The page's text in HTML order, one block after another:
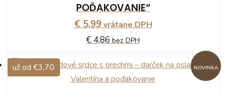
variantov.
Možnosti
vybrať
na
POĎAKOVANIE“
€ 5,99vrátane DPH
€ 4,86 bez DPH
NOVINKA
už od €3,70